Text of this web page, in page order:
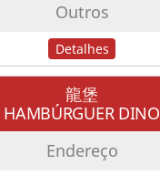
Outros
Detalhes
龍堡
HAMBÚRGUER DINO
Endereço